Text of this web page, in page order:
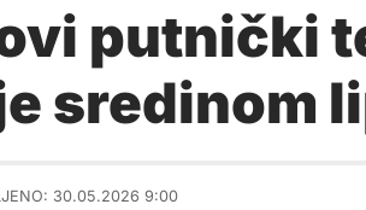
putnički
sredinom
30.05.2026 9:00